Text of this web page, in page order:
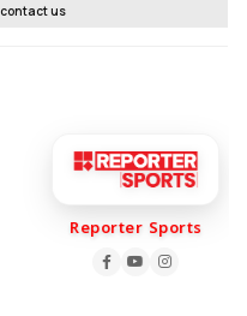
contact us
Reporter Sports